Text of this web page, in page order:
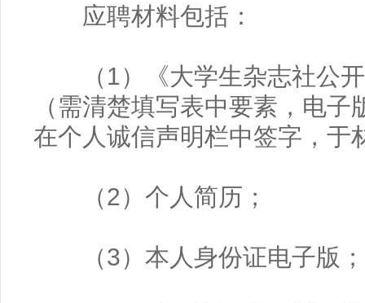
应聘材料包括：
（1）《大学生杂志社公开
（需清楚填写表中要素，电
在个人诚信声明栏中签字，于
（2）个人简历；
（3）本人身份证电子版；